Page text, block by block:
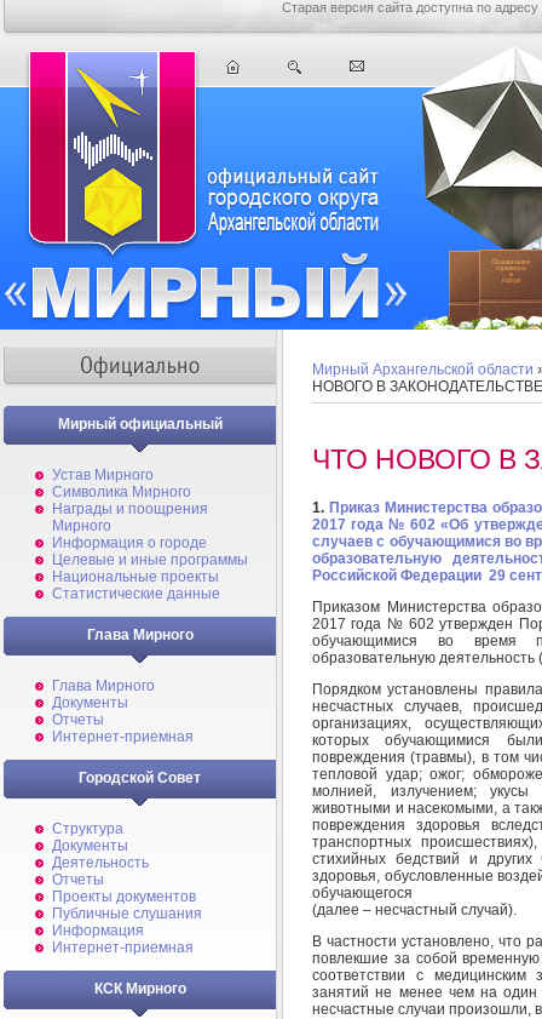
Старая версия сайта доступна по адресу
Мирный официальный
Устав Мирного
Символика Мирного
Награды и поощрения
Мирного
Информация о городе
Целевые и иные программы
Национальные проекты
Статистические данные
Глава Мирного
Глава Мирного
Документы
Отчеты
Интернет-приемная
Городской Совет
Структура
Документы
Деятельность
Отчеты
Проекты документов
Публичные слушания
Информация
Интернет-приемная
КСК Мирного
Мирный Архангельской области
НОВОГО В ЗАКОНОДАТЕЛЬСТВЕ
ЧТО НОВОГО В
1.Приказ Министерства
2017 года № 602 «Об
случаев с обучающимися во
образовательную
Российской Федерации 29
Приказом Министерства
2017 года № 602 утвержден
обучающимися во время
образовательную
Порядком установлены
несчастных случаев,
организациях,
которых обучающимися
повреждения (травмы), в том
тепловой удар; ожог;
молнией, излучением;
животными и насекомыми, а
повреждения здоровья
транспортных
стихийных бедствий и
здоровья, обусловленные
обучающегося
(далее – несчастный случай).
В частности установлено, что
повлекшие за собой временную
соответствии с медицинским
занятий не менее чем на один
несчастные случаи произошли,